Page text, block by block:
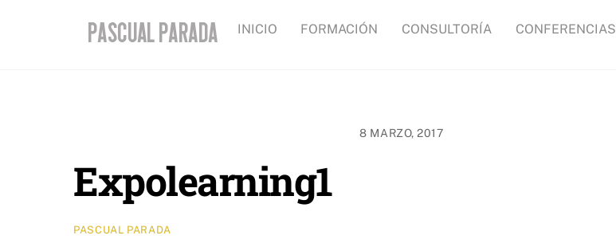
INICIO FORMACIÓN CONSULTORÍA CONFERENCIAS
8 MARZO, 2017
Expolearning1
PASCUAL PARADA